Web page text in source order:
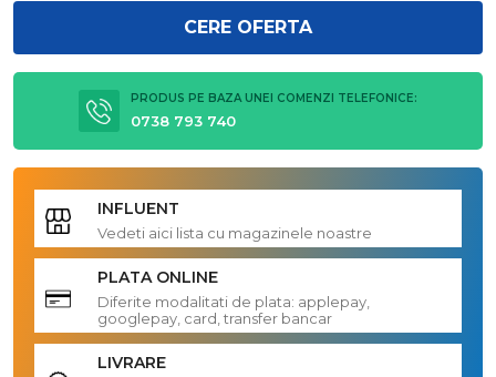
CERE OFERTA
PRODUS PE BAZA UNEI COMENZI TELEFONICE:
0738 793 740
INFLUENT
Vedeti aici lista cu magazinele noastre
PLATA ONLINE
Diferite modalitati de plata: applepay,
googlepay, card, transfer bancar
LIVRARE